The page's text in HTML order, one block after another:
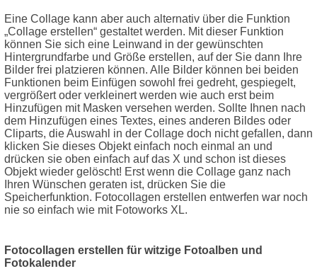
Eine Collage kann aber auch alternativ über die Funktion
„Collage erstellen“ gestaltet werden. Mit dieser Funktion
können Sie sich eine Leinwand in der gewünschten
Hintergrundfarbe und Größe erstellen, auf der Sie dann Ihre
Bilder frei platzieren können. Alle Bilder können bei beiden
Funktionen beim Einfügen sowohl frei gedreht, gespiegelt,
vergrößert oder verkleinert werden wie auch erst beim
Hinzufügen mit Masken versehen werden. Sollte Ihnen nach
dem Hinzufügen eines Textes, eines anderen Bildes oder
Cliparts, die Auswahl in der Collage doch nicht gefallen, dann
klicken Sie dieses Objekt einfach noch einmal an und
drücken sie oben einfach auf das X und schon ist dieses
Objekt wieder gelöscht! Erst wenn die Collage ganz nach
Ihren Wünschen geraten ist, drücken Sie die
Speicherfunktion. Fotocollagen erstellen entwerfen war noch
nie so einfach wie mit Fotoworks XL.
Fotocollagen erstellen für witzige Fotoalben und
Fotokalender